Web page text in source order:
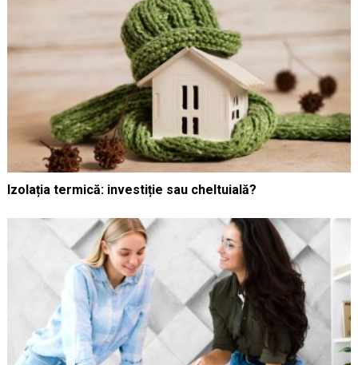
Izolația termică: investiție sau cheltuială?